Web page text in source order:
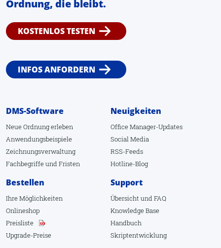
Ordnung, die bleibt.
KOSTENLOS TESTEN
INFOS ANFORDERN
DMS-Software
Neue Ordnung erleben
Anwendungsbeispiele
Zeichnungsverwaltung
Fachbegriffeund Fristen
Neuigkeiten
Office Manager-Updates
Social Media
RSS-Feeds
Hotline-Blog
Bestellen
Ihre Möglichkeiten
Onlineshop
Preisliste
Upgrade-Preise
Support
Übersicht und FAQ
Knowledge Base
Handbuch
Skriptentwicklung